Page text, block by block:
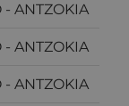
- ANTZOKIA
- ANTZOKIA
- ANTZOKIA